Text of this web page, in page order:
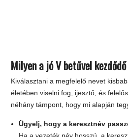
Milyen a jó V betűvel
Kiválasztani a megfelelő nevet
életében viselni fog, ijesztő, és
néhány támpont, hogy mi alapján
Ügyelj, hogy a keresztnév